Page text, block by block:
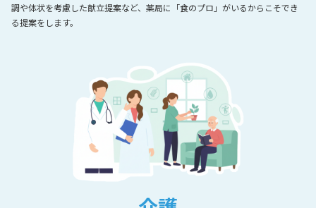
調や体状を考慮した献立提案など、薬局に「食のプロ」がいるからこそでき
る提案をします。